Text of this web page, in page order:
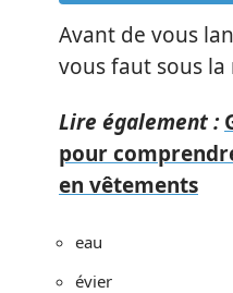
Avant de vous
vous faut sous la
Lire également :
pour
en vêtements
eau
évier